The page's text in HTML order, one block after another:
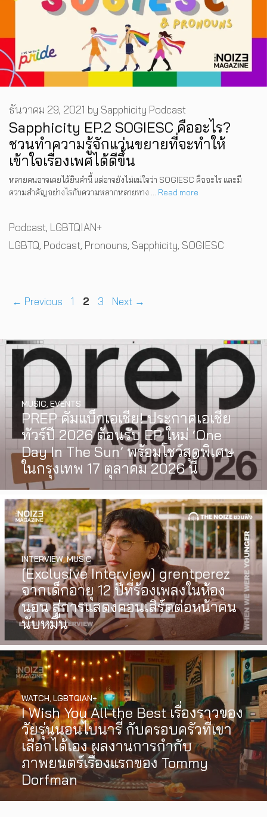
Sapphicity EP.2 SOGIESC คืออะไร?
ชวนทำความรู้จักแว่นขยายที่จะทำให้
เข้าใจเรื่องเพศได้ดีขึ้น
ธันวาคม 29, 2021 by Sapphicity Podcast
หลายคนอาจเคยได้ยินคำนี้ แต่อาจยังไม่แน่ใจว่า SOGIESC คืออะไร และมี
ความสำคัญอย่างไรกับความหลากหลายทาง … Read more
Categories
Podcast, LGBTQIAN+
Tags
LGBTQ, Podcast, Pronouns, Sapphicity, SOGIESC
← Previous Page
1 Page
2 Page
3 Next →
PREP คัมแบ็กเอเชีย! ประกาศเอเชีย
ทัวร์ปี 2026 ต้อนรับ EP ใหม่ ‘One
Day In The Sun’ พร้อมโชว์สุดพิเศษ
ในกรุงเทพ 17 ตุลาคม 2026 นี้
MUSIC EVENTS
[Exclusive Interview] grentperez
จากเด็กอายุ 12 ปีที่ร้องเพลงในห้อง
นอน สู่การแสดงคอนเสิร์ตต่อหน้าคน
นับหมื่น
INTERVIEW,MUSIC
I Wish You All the Best เรื่องราวของ
วัยรุ่นนอนไบนารี่ กับครอบครัวที่เขา
เลือกได้เอง ผลงานการกำกับ
ภาพยนตร์เรื่องแรกของ Tommy
Dorfman
WATCH LGBTQIAN+